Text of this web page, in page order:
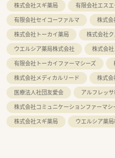
株式会社スギ薬局
有限会社エスエ
有限会社セイコーファルマ
株式
株式会社トーカイ薬局
株式会社
ウエルシア薬局株式会社
株式会
有限会社トーカイファーマシーズ
株式会社メディカルリード
株式会
医療法人社団友愛会
アルフレッ
株式会社コミュニケーションファーマシ
株式会社スギ薬局
ウエルシア薬